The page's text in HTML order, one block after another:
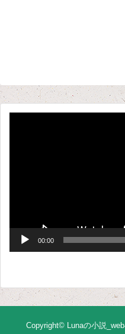
00:00
Copyright© Lunaの小説